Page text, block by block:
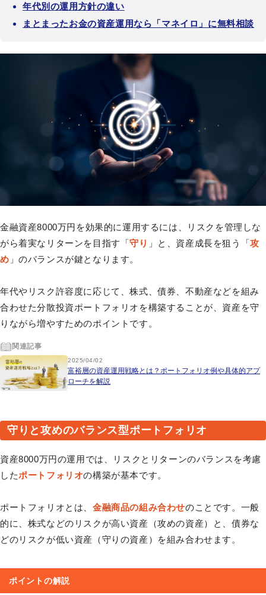
年代別の運用方針の違い
まとまったお金の資産運用なら「マネイロ」に無料相談
金融資産8000万円を効果的に運用するには、リスクを管理しな
がら着実なリターンを目指す「守り 」と、資産成長を狙う「攻
め 」のバランスが鍵となります。
年代やリスク許容度に応じて、株式、債券、不動産などを組み
合わせた分散投資ポートフォリオを構築することが、資産を守
りながら増やすためのポイントです。
関連記事
2025/04/02
富裕層の資産運用戦略とは？ポートフォリオ例や具体的アプ
ローチを解説
守りと攻めのバランス型ポートフォリオ
資産8000万円の運用では、リスクとリターンのバランスを考慮
したポートフォリオの構築が基本です。
ポートフォリオとは、 金融商品の組み合わせのことです。一般
的に、株式などのリスクが高い資産（攻めの資産）と、債券な
どのリスクが低い資産（守りの資産）を組み合わせます。
ポイントの解説